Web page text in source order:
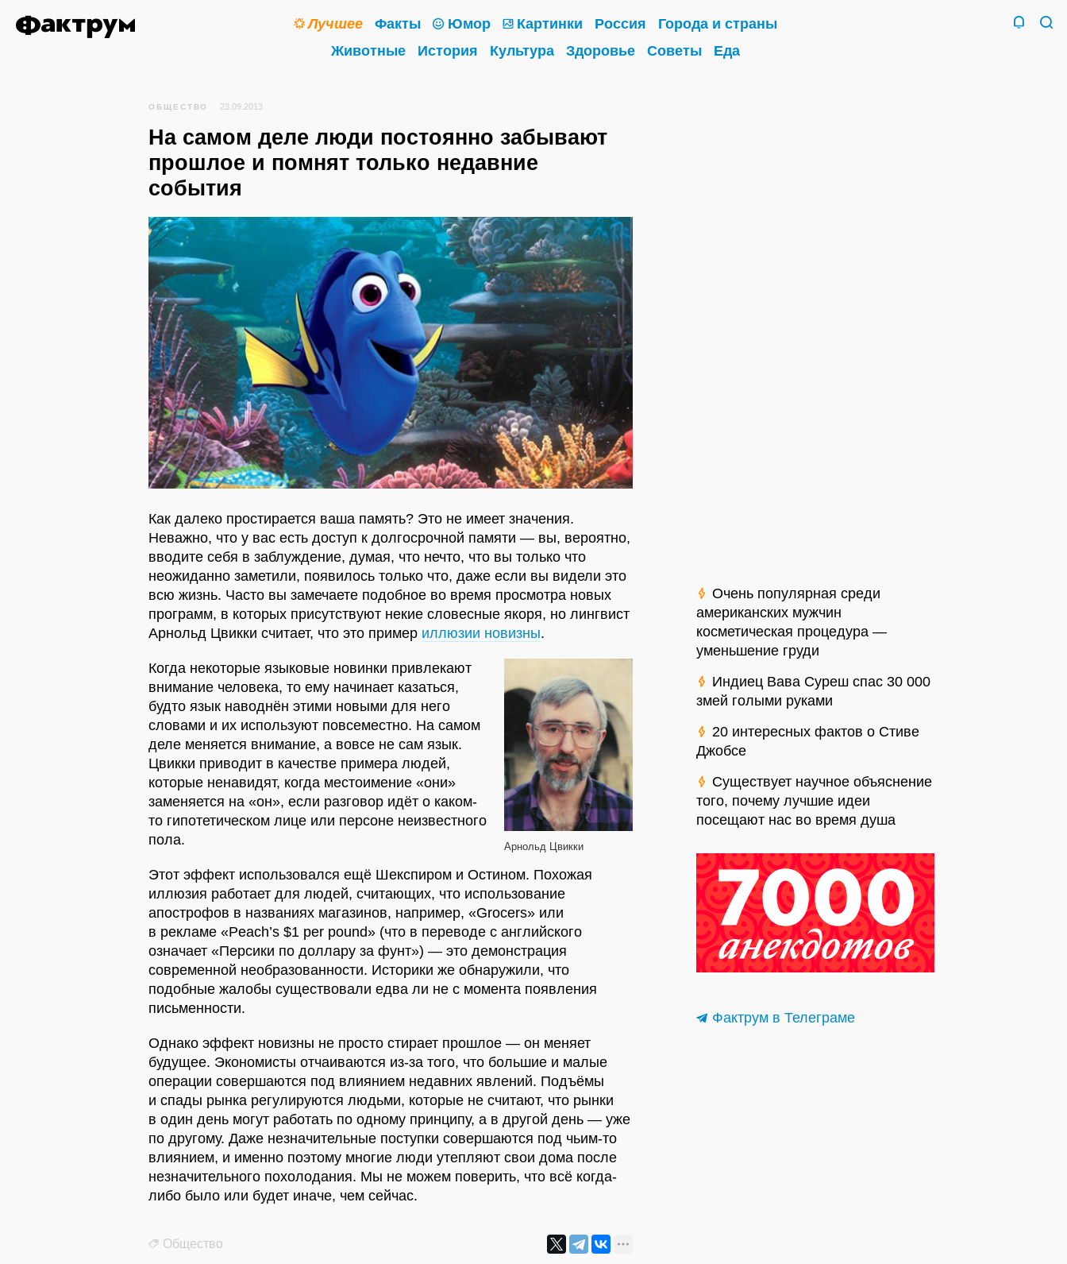
Лучшее Факты Юмор Картинки Россия
Города и страны
Животные
История Культура Здоровье Советы Еда
ОБЩЕСТВО 23.09.2013
На самом деле люди постоянно забывают
прошлое и помнят только недавние
события
Как далеко простирается ваша память? Это не имеет значения.
Неважно, что у вас есть доступ к долгосрочной памяти — вы, вероятно,
вводите себя в заблуждение, думая, что нечто, что вы только что
неожиданно заметили, появилось только что, даже если вы видели это
всю жизнь. Часто вы замечаете подобное во время просмотра новых
программ, в которых присутствуют некие словесные якоря, но лингвист
Арнольд Цвикки считает, что это пример иллюзии новизны.
Арнольд Цвикки
Когда некоторые языковые новинки привлекают
внимание человека, то ему начинает казаться,
будто язык наводнён этими новыми для него
словами и их используют повсеместно. На самом
деле меняется внимание, а вовсе не сам язык.
Цвикки приводит в качестве примера людей,
которые ненавидят, когда местоимение «они»
заменяется на «он», если разговор идёт о каком-
то гипотетическом лице или персоне неизвестного
пола.
Этот эффект использовался ещё Шекспиром и Остином. Похожая
иллюзия работает для людей, считающих, что использование
апострофов в названиях магазинов, например, «Grocers» или
в рекламе «Peach’s $1 per pound» (что в переводе с английского
означает «Персики по доллару за фунт») — это демонстрация
современной необразованности. Историки же обнаружили, что
подобные жалобы существовали едва ли не с момента появления
письменности.
Однако эффект новизны не просто стирает прошлое — он меняет
будущее. Экономисты отчаиваются из-за того, что большие и малые
операции совершаются под влиянием недавних явлений. Подъёмы
и спады рынка регулируются людьми, которые не считают, что рынки
в один день могут работать по одному принципу, а в другой день — уже
по другому. Даже незначительные поступки совершаются под чьим-то
влиянием, и именно поэтому многие люди утепляют свои дома после
незначительного похолодания. Мы не можем поверить, что всё когда-
либо было или будет иначе, чем сейчас.
Общество
Очень популярная среди
американских мужчин
косметическая процедура —
уменьшение груди
Индиец Вава Суреш спас 30 000
змей голыми руками
20 интересных фактов о Стиве
Джобсе
Существует научное объяснение
того, почему лучшие идеи
посещают нас во время душа
Фактрум в Телеграме